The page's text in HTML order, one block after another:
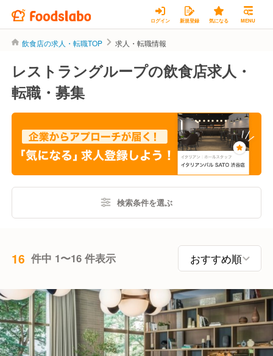
ログイン 新規登録 気になる MENU
飲食店の求人・転職TOP 求人・転職情報
レストラングループの飲食店求人・
転職・募集
検索条件を選ぶ
16 件中 1〜16 件表示